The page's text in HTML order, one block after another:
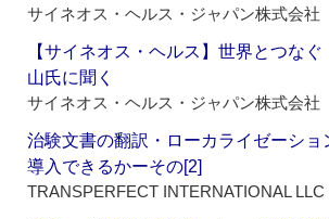
サイネオス・ヘルス・ジャパン株式会社
【サイネオス・ヘルス】世界とつな
山氏に聞く
サイネオス・ヘルス・ジャパン株式会社
治験文書の翻訳・ローカライゼーショ
導入できるかーその[2]
TRANSPERFECT INTERNATIONAL LLC